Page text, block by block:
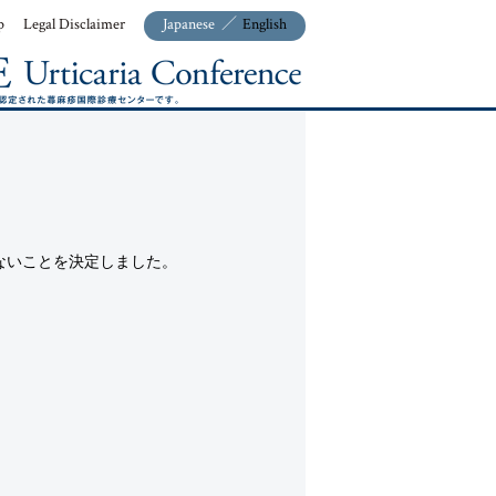
Japanese ／ English
Legal Disclaimer
ことを決定しました。